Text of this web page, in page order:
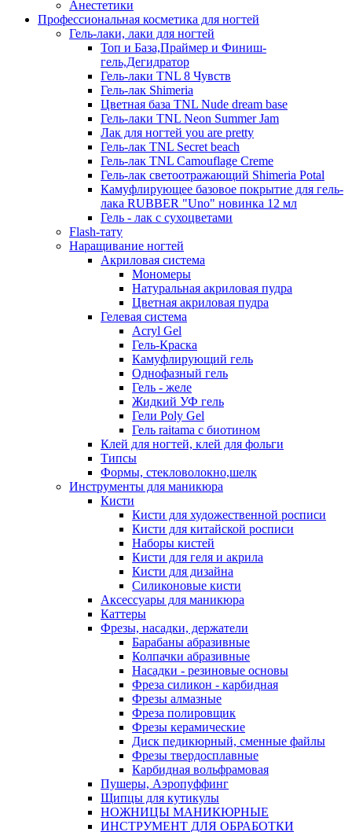
Анестетики
Профессиональная косметика для ногтей
Гель-лаки, лаки для ногтей
Топ и База,Праймер и Финиш-
гель,Дегидратор
Гель-лаки TNL 8 Чувств
Гель-лак Shimeria
Цветная база TNL Nude dream base
Гель-лаки TNL Neon Summer Jam
Лак для ногтей you are pretty
Гель-лак TNL Secret beach
Гель-лак TNL Camouflage Creme
Гель-лак светоотражающий Shimeria Potal
Камуфлирующее базовое покрытие для гель-
лака RUBBER "Uno" новинка 12 мл
Гель - лак с сухоцветами
Flash-тату
Наращивание ногтей
Акриловая система
Мономеры
Натуральная акриловая пудра
Цветная акриловая пудра
Гелевая система
Acryl Gel
Гель-Краска
Камуфлирующий гель
Однофазный гель
Гель - желе
Жидкий УФ гель
Гели Poly Gel
Гель raitama с биотином
Клей для ногтей, клей для фольги
Типсы
Формы, стекловолокно,шелк
Инструменты для маникюра
Кисти
Кисти для художественной росписи
Кисти для китайской росписи
Наборы кистей
Кисти для геля и акрила
Кисти для дизайна
Силиконовые кисти
Аксессуары для маникюра
Каттеры
Фрезы, насадки, держатели
Барабаны абразивные
Колпачки абразивные
Насадки - резиновые основы
Фреза силикон - карбидная
Фрезы алмазные
Фреза полировщик
Фрезы керамические
Диск педикюрный, сменные файлы
Фрезы твердосплавные
Карбидная вольфрамовая
Пушеры, Аэропуффинг
Щипцы для кутикулы
НОЖНИЦЫ МАНИКЮРНЫЕ
ИНСТРУМЕНТ ДЛЯ ОБРАБОТКИ